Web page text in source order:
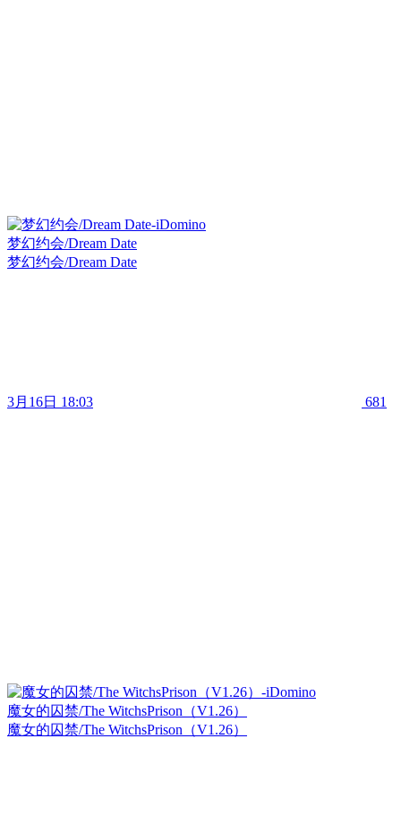
梦幻约会/Dream Date
梦幻约会/Dream Date
3月16日 18:03 681
魔女的囚禁/The WitchsPrison（V1.26）
魔女的囚禁/The WitchsPrison（V1.26）